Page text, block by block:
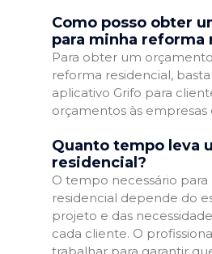
Como posso obter
para minha reforma
Para obter um
reforma residencial,
aplicativo Grifo para
orçamentos às empresas
Quanto tempo leva
residencial?
O tempo necessário
residencial depende do
projeto e das
cada cliente. O